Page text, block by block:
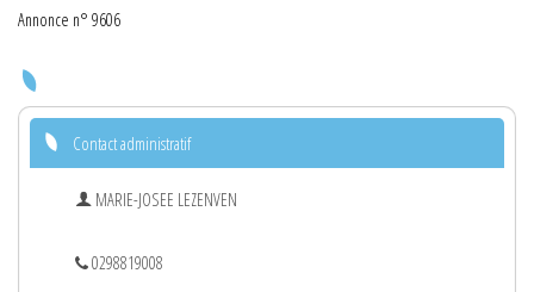
Annonce n° 9606
Contact administratif
MARIE-JOSEE LEZENVEN
0298819008